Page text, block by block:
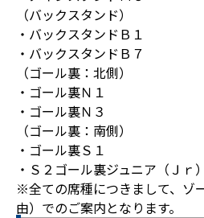
（バックスタンド）
・バックスタンドＢ１
・バックスタンドＢ７
（ゴール裏：北側）
・ゴール裏Ｎ１
・ゴール裏Ｎ３
（ゴール裏：南側）
・ゴール裏Ｓ１
・Ｓ２ゴール裏ジュニア（Ｊｒ
※全ての席種につきまして、ゾ
由）でのご案内となります。